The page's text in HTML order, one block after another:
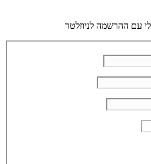
עם ההרשמה לניוזלטר